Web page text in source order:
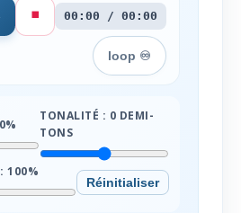
⏹️ 00:00 / 00:00
loop ♾️
%
TONALITÉ : 0 DEMI-
TONS
:100%
Réinitialiser